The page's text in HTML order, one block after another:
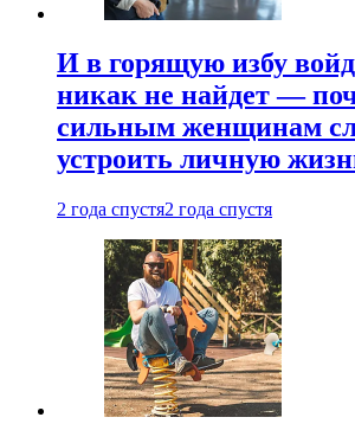
И в горящую избу
никак не найдет —
сильным женщинам
устроить личную
2 года спустя2 года спустя